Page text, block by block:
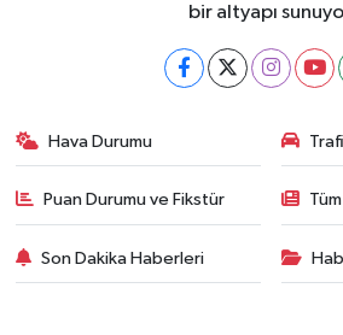
bir altyapı
Hava Durumu
Puan Durumu ve Fikstür
Son Dakika Haberleri